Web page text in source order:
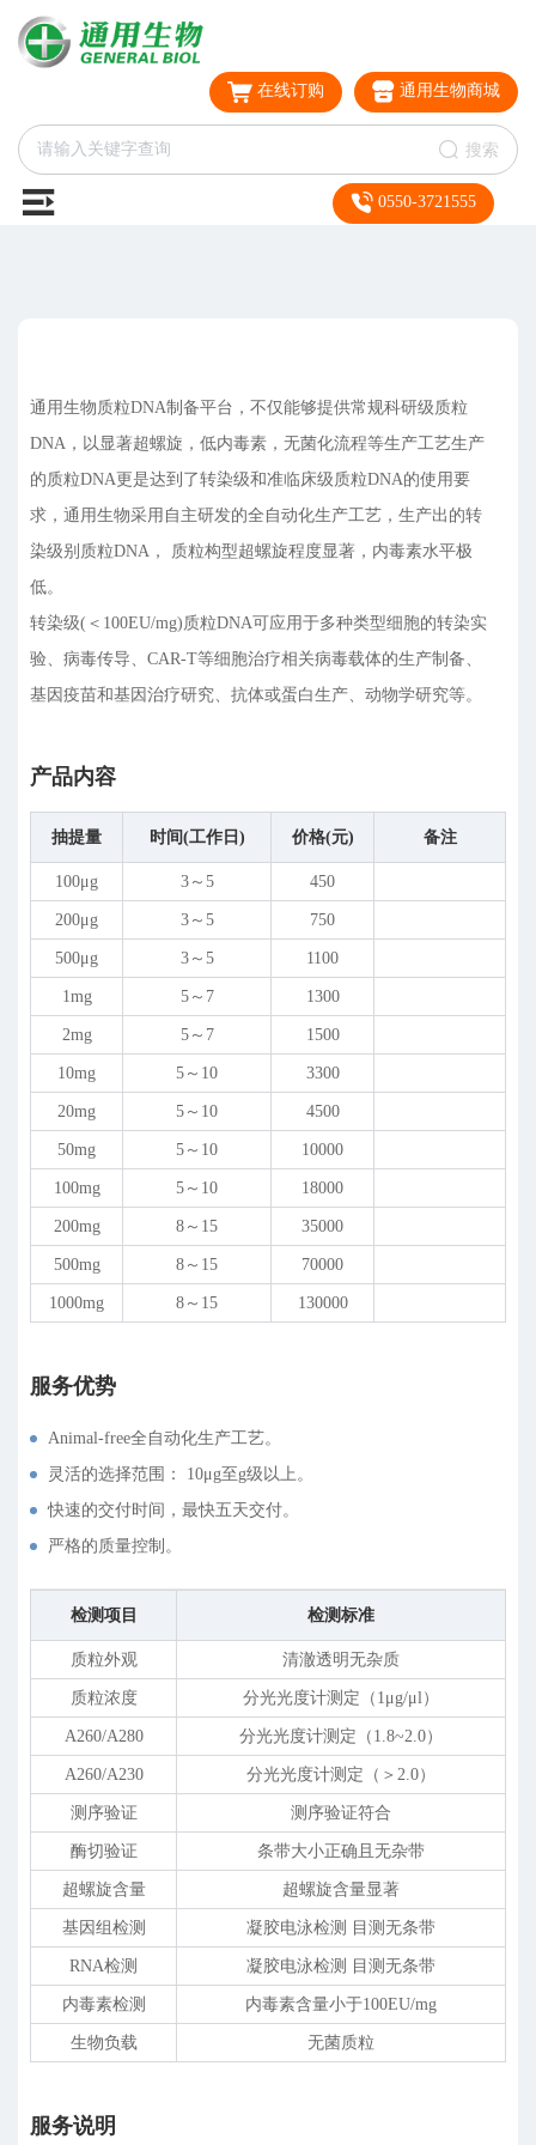
在线订购 通用生物商城
搜索
0550-3721555
通用生物质粒DNA制备平台，不仅能够提供常规科研级质粒
DNA，以显著超螺旋，低内毒素，无菌化流程等生产工艺生产
的质粒DNA更是达到了转染级和准临床级质粒DNA的使用要
求，通用生物采用自主研发的全自动化生产工艺，生产出的转
染级别质粒DNA， 质粒构型超螺旋程度显著，内毒素水平极
低。
转染级(＜100EU/mg)质粒DNA可应用于多种类型细胞的转染实
验、病毒传导、CAR-T等细胞治疗相关病毒载体的生产制备、
基因疫苗和基因治疗研究、抗体或蛋白生产、动物学研究等。
产品内容
抽提量 时间(工作日) 价格(元) 备注
100μg 3～5 450
200μg 3～5 750
500μg 3～5 1100
1mg 5～7 1300
2mg 5～7 1500
10mg 5～10 3300
20mg 5～10 4500
50mg 5～10 10000
100mg 5～10 18000
200mg 8～15 35000
500mg 8～15 70000
1000mg 8～15 130000
服务优势
Animal-free全自动化生产工艺。
灵活的选择范围： 10μg至g级以上。
快速的交付时间，最快五天交付。
严格的质量控制。
检测项目 检测标准
质粒外观 清澈透明无杂质
质粒浓度 分光光度计测定（1μg/μl）
A260/A280 分光光度计测定（1.8~2.0）
A260/A230 分光光度计测定（＞2.0）
测序验证 测序验证符合
酶切验证 条带大小正确且无杂带
超螺旋含量 超螺旋含量显著
基因组检测 凝胶电泳检测 目测无条带
RNA检测 凝胶电泳检测 目测无条带
内毒素检测 内毒素含量小于100EU/mg
生物负载 无菌质粒
服务说明